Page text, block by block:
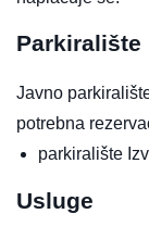
Parkiralište
Javno
potrebna
parkiralište
Usluge